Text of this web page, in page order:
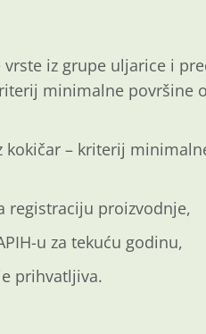
iz grupe uljarice i
minimalne površine
kokičar – kriterij
registraciju proizvodnje,
u za tekuću godinu,
prihvatljiva.